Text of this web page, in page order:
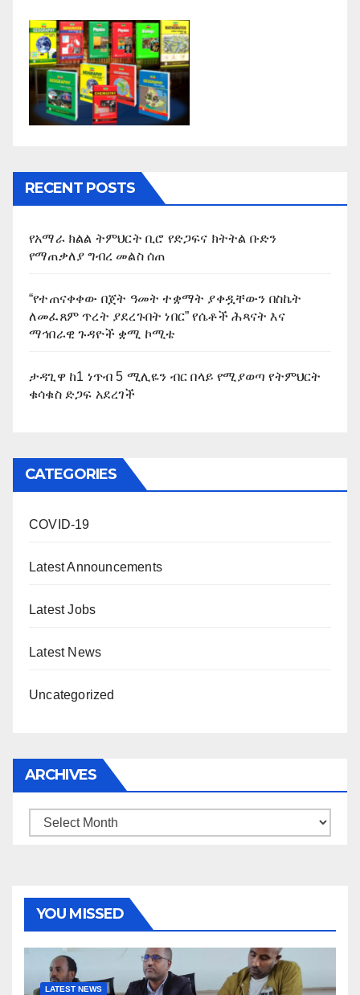
RECENT POSTS
የአማራ ክልል ትምህርት ቢሮ የድጋፍና ክትትል ቡድን
የማጠቃለያ ግብረ መልስ ሰጠ
“የተጠናቀቀው በጀት ዓመት ተቋማት ያቀዷቸውን በስኬት
ለመፈጸም ጥረት ያደረጉበት ነበር” የሴቶች ሕጻናት እና
ማኅበራዊ ጉዳዮች ቋሚ ኮሚቴ
ታዳጊዋ ከ1 ነጥብ 5 ሚሊዬን ብር በላይ የሚያወጣ የትምህርት
ቁሳቁስ ድጋፍ አደረገች
CATEGORIES
COVID-19
Latest Announcements
Latest Jobs
Latest News
Uncategorized
ARCHIVES
Archives
YOU MISSED
LATEST NEWS